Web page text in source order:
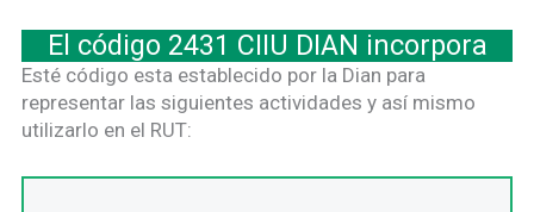
El código 2431 CIIU DIAN incorpora
Esté código esta establecido por la Dian para
representar las siguientes actividades y así mismo
utilizarlo en el RUT: